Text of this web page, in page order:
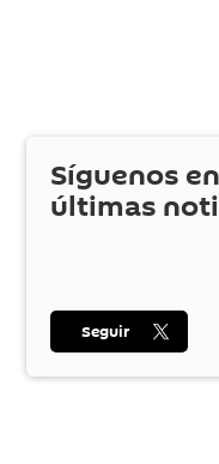
Síguenos en
últimas
Seguir